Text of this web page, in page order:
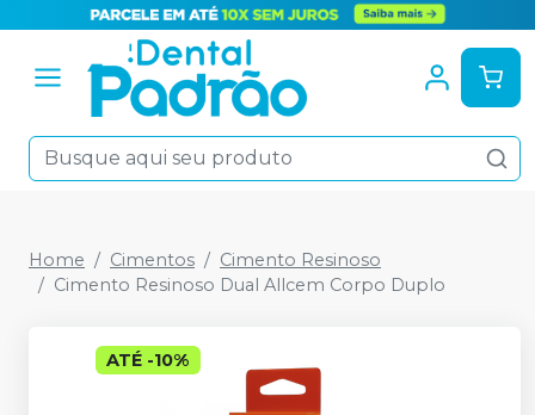
Home Cimentos
Cimento Resinoso
Cimento Resinoso Dual Allcem Corpo Duplo
ATÉ -10%